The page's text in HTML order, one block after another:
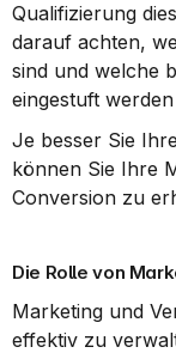
Qualifizierung
darauf achten,
sind und welche
eingestuft
Je besser Sie
können Sie Ihre
Conversion zu
Die Rolle von
Marketing und
effektiv zu